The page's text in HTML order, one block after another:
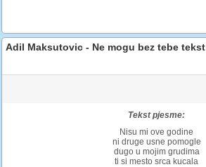
Adil Maksutovic - Ne mogu bez tebe tekst
Tekst pjesme:
Nisu mi ove godine
ni druge usne pomogle
dugo u mojim grudima
ti si mesto srca kucala